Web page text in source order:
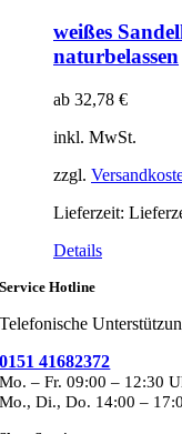
weißes
naturbelassen
ab 32,78 €
inkl. MwSt.
zzgl.
Lieferzeit:
Details
Service Hotline
Telefonische
0151 41682372
Mo. – Fr. 09:00 – 12:30
Mo., Di., Do. 14:00 –